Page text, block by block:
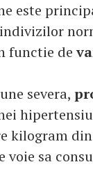
este
functie de
severa,
kilogram
voie sa